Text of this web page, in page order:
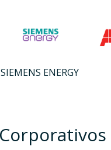
SIEMENS ENERGY